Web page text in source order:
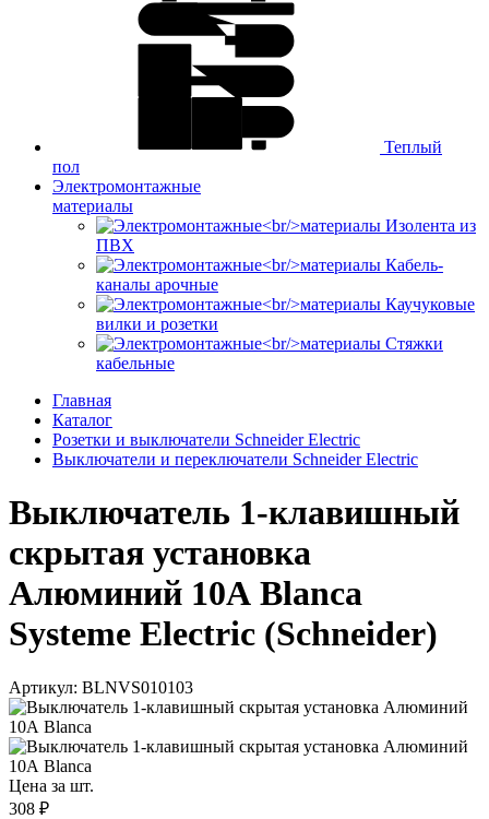
Теплый
пол
Электромонтажные
материалы
Изолента из
ПВХ
Кабель-
каналы арочные
Каучуковые
вилки и розетки
Стяжки
кабельные
Главная
Каталог
Розетки и выключатели Schneider Electric
Выключатели и переключатели Schneider Electric
Выключатель 1-клавишный
скрытая установка
Алюминий 10А Blanca
Systeme Electric (Schneider)
Артикул: BLNVS010103
Цена за шт.
308 ₽